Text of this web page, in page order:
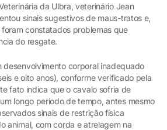
da Ulbra, veterinário Jean
sinais sugestivos de maus-tratos e,
constatados problemas que
do resgate.
desenvolvimento corporal inadequado
e oito anos), conforme verificado pela
fato indica que o cavalo sofria de
longo período de tempo, antes mesmo
sinais de restrição física
animal, com corda e atrelagem na